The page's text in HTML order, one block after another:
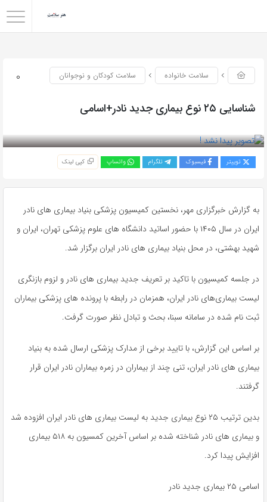
0 سلامت خانواده سلامت کودکان و نوجوانان
شناسایی ۲۵ نوع بیماری جدید نادر+اسامی
توییتر فیسبوک تلگرام واتساپ کپی لینک
به گزارش خبرگزاری مهر، نخستین کمیسیون پزشکی بنیاد بیماری های نادر
ایران در سال ۱۴۰۵ با حضور اساتید دانشگاه های علوم پزشکی تهران، ایران و
شهید بهشتی، در محل بنیاد بیماری های نادر ایران برگزار شد.
در جلسه کمیسیون با تاکید بر تعریف جدید بیماری های نادر و لزوم بازنگری
لیست بیماری‌های نادر ایران، همزمان در رابطه با پرونده های پزشکی بیماران
ثبت نام شده در سامانه سبنا، بحث و تبادل نظر صورت گرفت.
بر اساس این گزارش، با تایید برخی از مدارک پزشکی ارسال شده به بنیاد
بیماری های نادر ایران، تنی چند از بیماران در زمره بیماران نادر ایران قرار
گرفتند.
بدین ترتیب ۲۵ نوع بیماری جدید به لیست بیماری های نادر ایران افزوده شد
و بیماری های نادر شناخته شده بر اساس آخرین کمسیون به ۵۱۸ بیماری
افزایش پیدا کرد.
اسامی ۲۵ بیماری جدید نادر